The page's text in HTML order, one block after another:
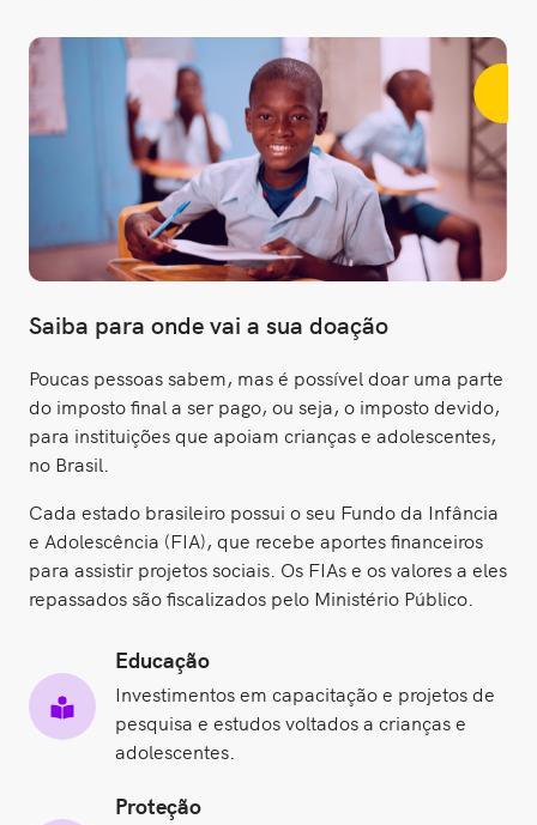
Saiba para onde vai a sua doação
Poucas pessoas sabem, mas é possível doar uma parte
do imposto final a ser pago, ou seja, o imposto devido,
para instituições que apoiam crianças e adolescentes,
no Brasil.
Cada estado brasileiro possui o seu Fundo da Infância
e Adolescência (FIA), que recebe aportes financeiros
para assistir projetos sociais. Os FIAs e os valores a eles
repassados são fiscalizados pelo Ministério Público.
Educação
Investimentos em capacitação e projetos de
pesquisa e estudos voltados a crianças e
adolescentes.
Proteção